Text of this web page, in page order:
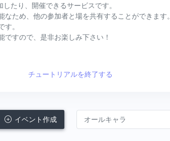
たり、開催できるサービスです。
ため、他の参加者と場を共有することができます。
。
すので、是非お楽しみ下さい！
チュートリアルを終了する
イベント作成